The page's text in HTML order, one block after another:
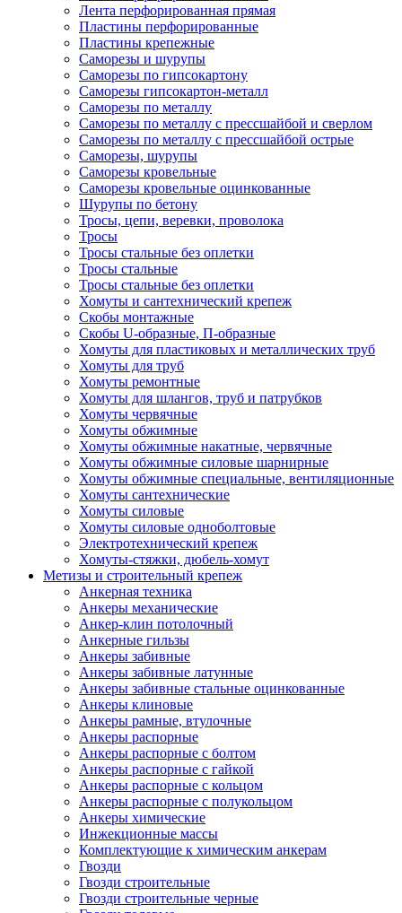
Лента перфорированная прямая
Пластины перфорированные
Пластины крепежные
Саморезы и шурупы
Саморезы по гипсокартону
Саморезы гипсокартон-металл
Саморезы по металлу
Саморезы по металлу с прессшайбой и сверлом
Саморезы по металлу с прессшайбой острые
Саморезы, шурупы
Саморезы кровельные
Саморезы кровельные оцинкованные
Шурупы по бетону
Тросы, цепи, веревки, проволока
Тросы
Тросы стальные без оплетки
Тросы стальные
Тросы стальные без оплетки
Хомуты и сантехнический крепеж
Скобы монтажные
Скобы U-образные, П-образные
Хомуты для пластиковых и металлических труб
Хомуты для труб
Хомуты ремонтные
Хомуты для шлангов, труб и патрубков
Хомуты червячные
Хомуты обжимные
Хомуты обжимные накатные, червячные
Хомуты обжимные силовые шарнирные
Хомуты обжимные специальные, вентиляционные
Хомуты сантехнические
Хомуты силовые
Хомуты силовые одноболтовые
Электротехнический крепеж
Хомуты-стяжки, дюбель-хомут
Метизы и строительный крепеж
Анкерная техника
Анкеры механические
Анкер-клин потолочный
Анкерные гильзы
Анкеры забивные
Анкеры забивные латунные
Анкеры забивные стальные оцинкованные
Анкеры клиновые
Анкеры рамные, втулочные
Анкеры распорные
Анкеры распорные с болтом
Анкеры распорные с гайкой
Анкеры распорные с кольцом
Анкеры распорные с полукольцом
Анкеры химические
Инжекционные массы
Комплектующие к химическим анкерам
Гвозди
Гвозди строительные
Гвозди строительные черные